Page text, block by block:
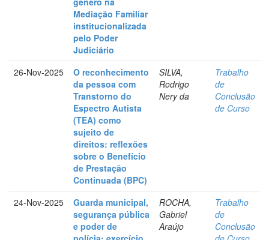
Mediação Familiar
institucionalizada
pelo Poder
Judiciário
26-Nov-2025
O reconhecimento
da pessoa com
Transtorno do
Espectro Autista
(TEA) como
sujeito de
direitos: reflexões
sobre o Benefício
de Prestação
Continuada (BPC)
SILVA,
Rodrigo
Nery da
Trabalho
de
Conclusão
de Curso
24-Nov-2025
Guarda municipal,
segurança pública
e poder de
ROCHA,
Gabriel
Araújo
Trabalho
de
Conclusão